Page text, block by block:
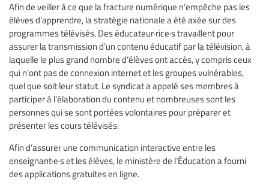
Afin de veiller à ce que la fracture numérique n’empêche pas les
élèves d’apprendre, la stratégie nationale a été axée sur des
programmes télévisés. Des éducateur·rice·s travaillent pour
assurer la transmission d’un contenu éducatif par la télévision, à
laquelle le plus grand nombre d’élèves ont accès, y compris ceux
qui n’ont pas de connexion internet et les groupes vulnérables,
quel que soit leur statut. Le syndicat a appelé ses membres à
participer à l’élaboration du contenu et nombreuses sont les
personnes qui se sont portées volontaires pour préparer et
présenter les cours télévisés.
Afin d’assurer une communication interactive entre les
enseignant·e·s et les élèves, le ministère de l’Éducation a fourni
des applications gratuites en ligne.